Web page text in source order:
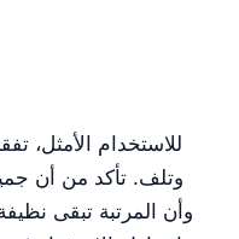
للاستخدام الأمثل،
وتلف. تأكد من أن
وأن المرتبة تبقى